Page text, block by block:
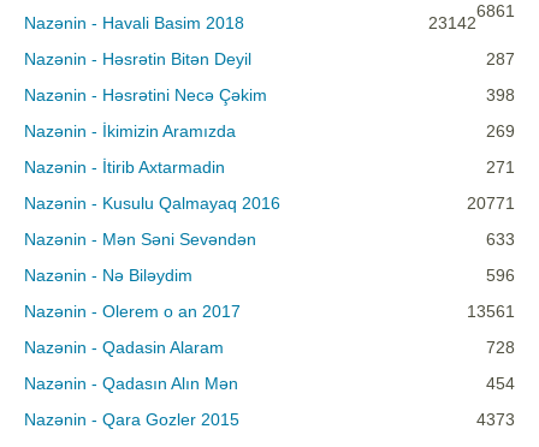
6861
Nazənin - Havali Basim 2018
23142
Nazənin - Həsrətin Bitən Deyil
287
Nazənin - Həsrətini Necə Çəkim
398
Nazənin - İkimizin Aramızda
269
Nazənin - İtirib Axtarmadin
271
Nazənin - Kusulu Qalmayaq 2016
20771
Nazənin - Mən Səni Sevəndən
633
Nazənin - Nə Biləydim
596
Nazənin - Olerem o an 2017
13561
Nazənin - Qadasin Alaram
728
Nazənin - Qadasın Alın Mən
454
Nazənin - Qara Gozler 2015
4373